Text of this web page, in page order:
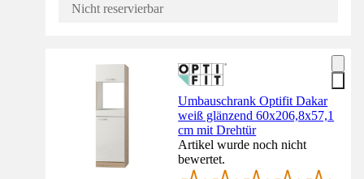
Nicht reservierbar
Umbauschrank Optifit Dakar
weiß glänzend 60x206,8x57,1
cm mit Drehtür
Artikel wurde noch nicht
bewertet.